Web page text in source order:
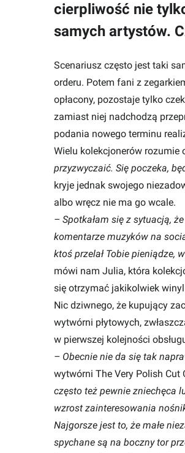
cierpliwość nie
samych artystów.
Scenariusz często jest taki
orderu. Potem fani z
opłacony, pozostaje tylko
zamiast niej nadchodzą
podania nowego terminu
Wielu kolekcjonerów rozumie
przyzwyczaić. Się poczeka,
kryje jednak swojego
albo wręcz nie ma go wcale.
– Spotkałam się z sytuacją,
komentarze muzyków na
ktoś przelał Tobie pieniądze,
mówi nam Julia, która
się otrzymać jakikolwiek
Nic dziwnego, że kupujący
wytwórni płytowych,
w pierwszej kolejności
– Obecnie nie da się tak
wytwórni The Very Polish Cut
często też pewnie zniechęca
wzrost zainteresowania
Najgorsze jest to, że małe
spychane są na boczny tor